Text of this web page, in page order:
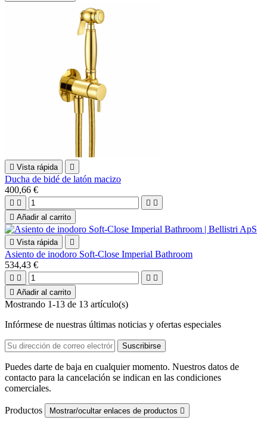
 Vista rápida 
Ducha de bidé de latón macizo
400,66 €
   
 Añadir al carrito
 Vista rápida 
Asiento de inodoro Soft-Close Imperial Bathroom
534,43 €
   
 Añadir al carrito
Mostrando 1-13 de 13 artículo(s)
Infórmese de nuestras últimas noticias y ofertas especiales
Puedes darte de baja en cualquier momento. Nuestros datos de
contacto para la cancelación se indican en las condiciones
comerciales.
Productos Mostrar/ocultar enlaces de productos 